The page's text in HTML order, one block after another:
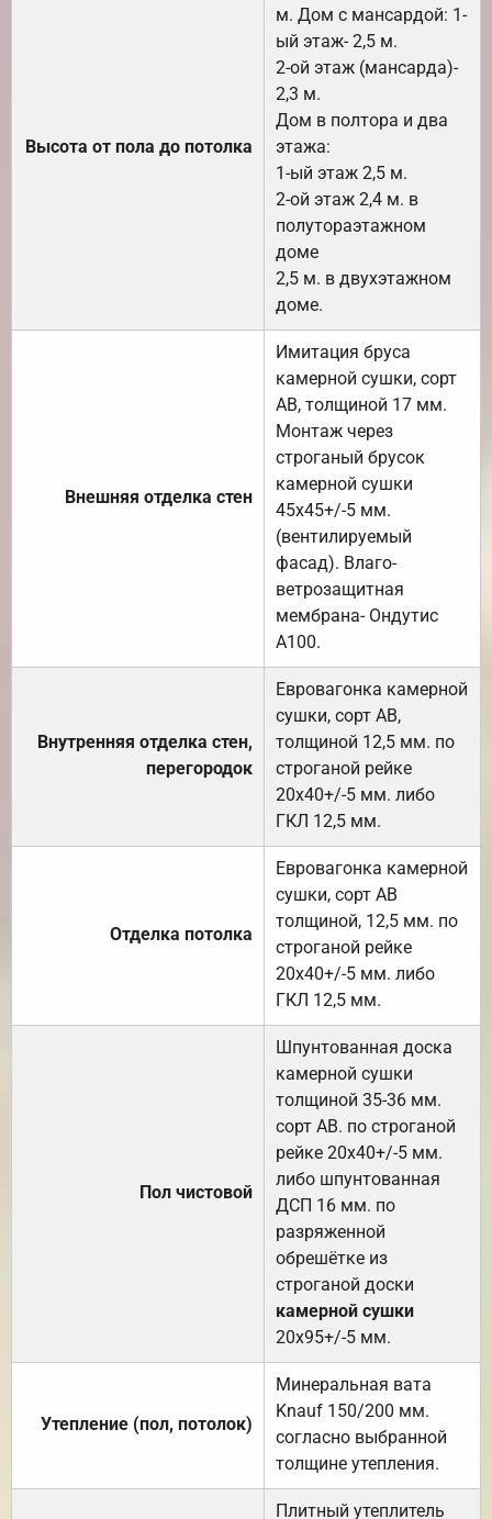
Высота от пола до потолка
м. Дом с мансардой: 1-
ый этаж- 2,5 м.
2-ой этаж (мансарда)-
2,3 м.
Дом в полтора и два
этажа:
1-ый этаж 2,5 м.
2-ой этаж 2,4 м. в
полутораэтажном
доме
2,5 м. в двухэтажном
доме.
Внешняя отделка стен
Имитация бруса
камерной сушки, сорт
АВ, толщиной 17 мм.
Монтаж через
строганый брусок
камерной сушки
45х45+/-5 мм.
(вентилируемый
фасад). Влаго-
ветрозащитная
мембрана- Ондутис
А100.
Внутренняя отделка стен,
перегородок
Евровагонка камерной
сушки, сорт АВ,
толщиной 12,5 мм. по
строганой рейке
20х40+/-5 мм. либо
ГКЛ 12,5 мм.
Отделка потолка
Евровагонка камерной
сушки, сорт АВ
толщиной, 12,5 мм. по
строганой рейке
20х40+/-5 мм. либо
ГКЛ 12,5 мм.
Пол чистовой
Шпунтованная доска
камерной сушки
толщиной 35-36 мм.
сорт АВ. по строганой
рейке 20х40+/-5 мм.
либо шпунтованная
ДСП 16 мм. по
разряженной
обрешётке из
строганой доски
камерной сушки
20х95+/-5 мм.
Утепление (пол, потолок)
Минеральная вата
Knauf 150/200 мм.
согласно выбранной
толщине утепления.
Плитный утеплитель